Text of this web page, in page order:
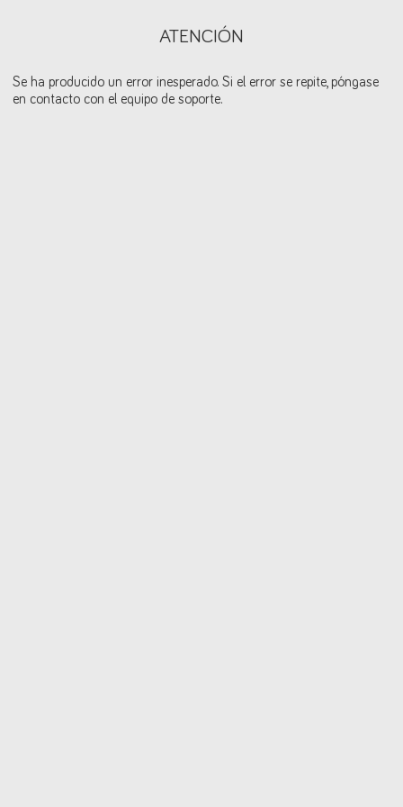
ATENCIÓN
Se ha producido un error inesperado. Si el error se repite, póngase
en contacto con el equipo de soporte.